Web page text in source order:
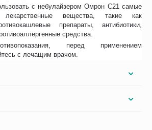
с небулайзером Омрон С21 самые
лекарственные вещества, такие как
препараты, антибиотики,
средства.
перед применением
с лечащим врачом.